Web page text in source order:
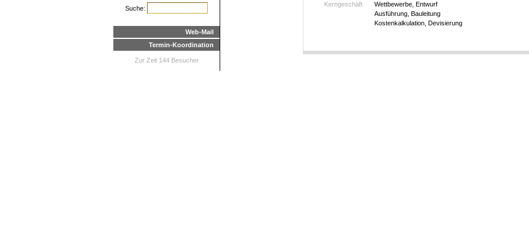
Suche:
Web-Mail
Termin-Koordination
Zur Zeit 144 Besucher
Kerngeschäft
Wettbewerbe, Entwurf
Ausführung, Bauleitung
Kostenkalkulation, Devisierung